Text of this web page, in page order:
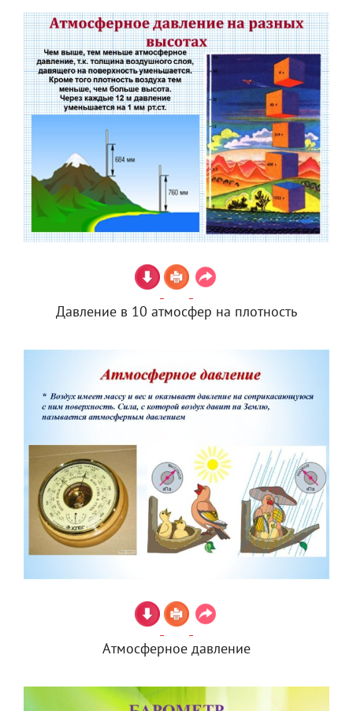
Давление в 10 атмосфер на плотность
Атмосферное давление